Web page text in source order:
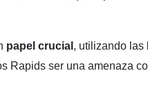
papel crucial , utilizando las
Rapids ser una amenaza